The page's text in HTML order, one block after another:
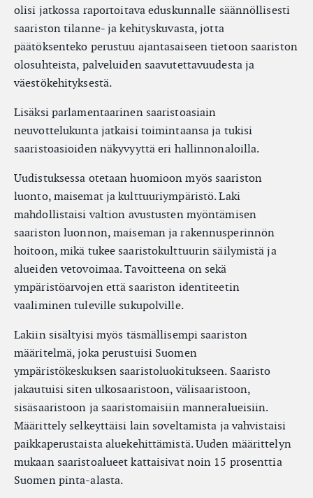
olisi jatkossa raportoitava eduskunnalle säännöllisesti
saariston tilanne- ja kehityskuvasta, jotta
päätöksenteko perustuu ajantasaiseen tietoon saariston
olosuhteista, palveluiden saavutettavuudesta ja
väestökehityksestä.
Lisäksi parlamentaarinen saaristoasiain
neuvottelukunta jatkaisi toimintaansa ja tukisi
saaristoasioiden näkyvyyttä eri hallinnonaloilla.
Uudistuksessa otetaan huomioon myös saariston
luonto, maisemat ja kulttuuriympäristö. Laki
mahdollistaisi valtion avustusten myöntämisen
saariston luonnon, maiseman ja rakennusperinnön
hoitoon, mikä tukee saaristokulttuurin säilymistä ja
alueiden vetovoimaa. Tavoitteena on sekä
ympäristöarvojen että saariston identiteetin
vaaliminen tuleville sukupolville.
Lakiin sisältyisi myös täsmällisempi saariston
määritelmä, joka perustuisi Suomen
ympäristökeskuksen saaristoluokitukseen. Saaristo
jakautuisi siten ulkosaaristoon, välisaaristoon,
sisäsaaristoon ja saaristomaisiin manneralueisiin.
Määrittely selkeyttäisi lain soveltamista ja vahvistaisi
paikkaperustaista aluekehittämistä. Uuden määrittelyn
mukaan saaristoalueet kattaisivat noin 15 prosenttia
Suomen pinta-alasta.